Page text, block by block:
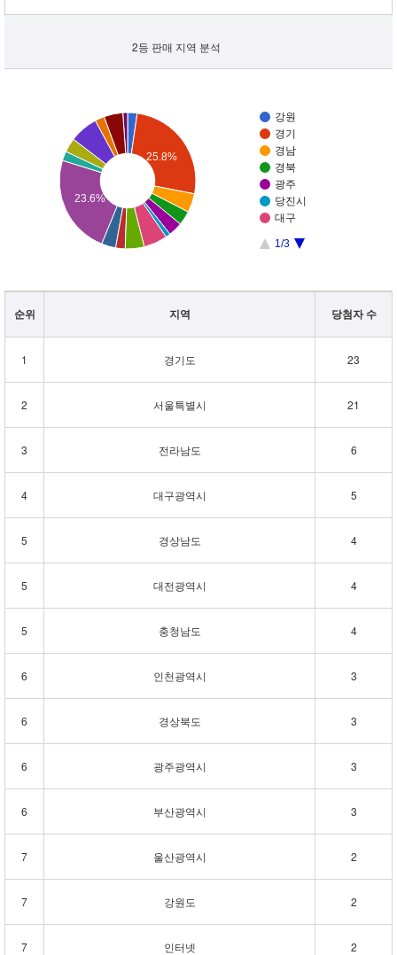
2등 판매 지역 분석
강원
경기
경남
경북
광주
당진시
대구
1/3
25.8%
23.6%
순위 지역 당첨자 수
1 경기도 23
2 서울특별시 21
3 전라남도 6
4 대구광역시 5
5 경상남도 4
5 대전광역시 4
5 충청남도 4
6 인천광역시 3
6 경상북도 3
6 광주광역시 3
6 부산광역시 3
7 울산광역시 2
7 강원도 2
7 인터넷 2